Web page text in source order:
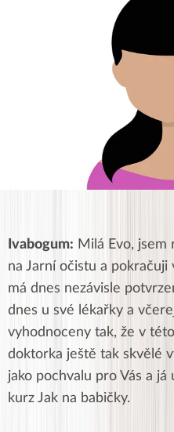
Ivabogum: Milá Evo, jsem
na Jarní očistu a pokračuji
má dnes nezávisle
dnes u své lékařky a
vyhodnoceny tak, že v
doktorka ještě tak skvělé
jako pochvalu pro Vás a
kurz Jak na babičky.